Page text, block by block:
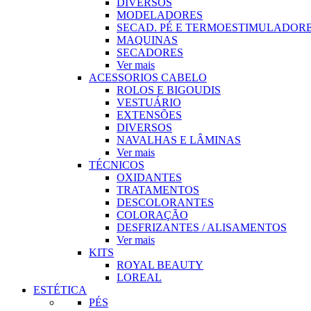
MODELADORES
SECAD. PÉ E
MAQUINAS
SECADORES
Ver mais
ACESSORIOS CABELO
ROLOS E BIGOUDIS
VESTUÁRIO
EXTENSÕES
DIVERSOS
NAVALHAS E LÂMINAS
Ver mais
TÉCNICOS
OXIDANTES
TRATAMENTOS
DESCOLORANTES
COLORAÇÃO
DESFRIZANTES / ALISAMENTOS
Ver mais
KITS
ROYAL BEAUTY
LOREAL
ESTÉTICA
PÉS